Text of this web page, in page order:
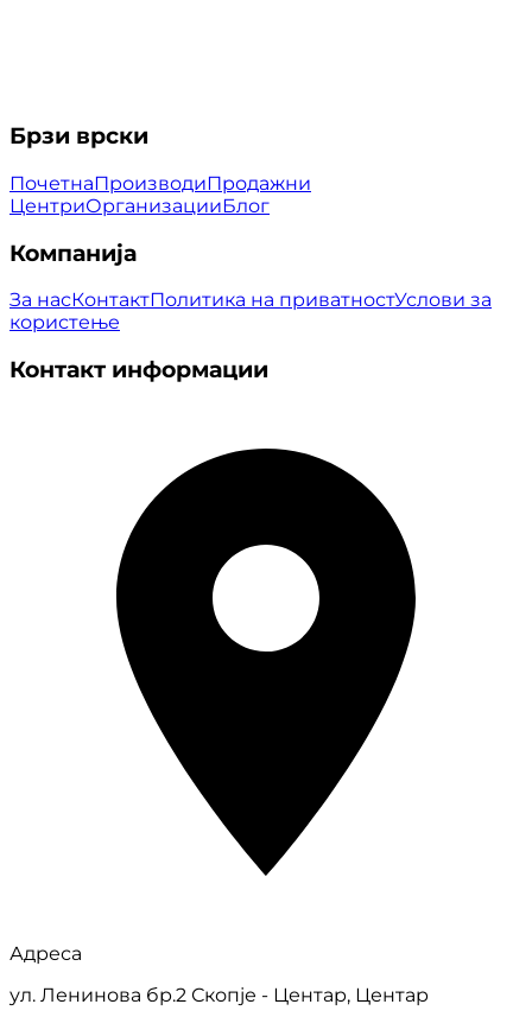
Брзи врски
ПочетнаПроизводиПродажни
ЦентриОрганизацииБлог
Компанија
За насКонтактПолитика на приватностУслови за
користење
Контакт информации
Адреса
ул. Ленинова бр.2 Скопје - Центар, Центар